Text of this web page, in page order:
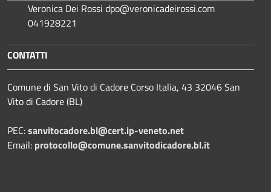
Veronica Dei Rossi dpo@veronicadeirossi.com
041928221
CONTATTI
Comune di San Vito di Cadore Corso Italia, 43 32046 San
Vito di Cadore (BL)
PEC:sanvitocadore.bl@cert.ip-veneto.net
Email: protocollo@comune.sanvitodicadore.bl.it